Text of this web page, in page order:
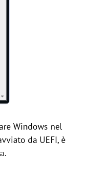
Windows nel
da UEFI, è